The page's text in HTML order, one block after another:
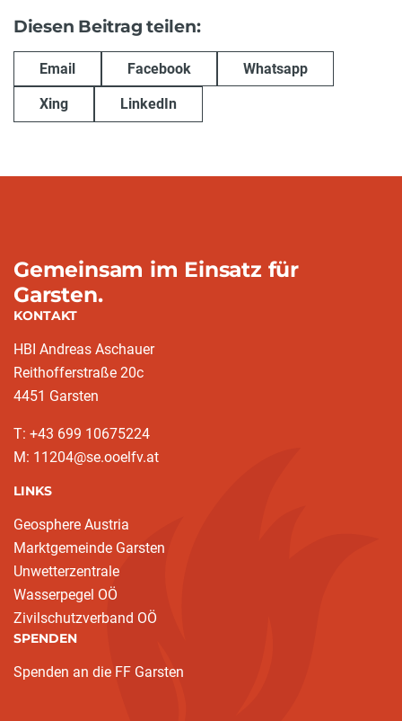
Diesen Beitrag teilen:
Email Facebook Whatsapp
Xing LinkedIn
Gemeinsam im Einsatz für
Garsten.
KONTAKT
HBI Andreas Aschauer
Reithofferstraße 20c
4451 Garsten
T: ‭+43 699 10675224‬
M: 11204@se.ooelfv.at
LINKS
Geosphere Austria
Marktgemeinde Garsten
Unwetterzentrale
Wasserpegel OÖ
Zivilschutzverband OÖ
SPENDEN
Spenden an die FF Garsten